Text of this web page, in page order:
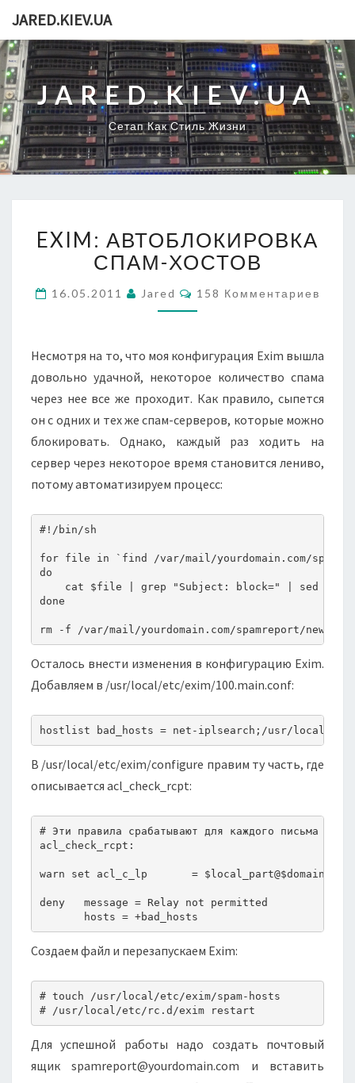
JARED.KIEV.UA
JARED.KIEV.UA
Сетап Как Стиль Жизни
АВТОБЛОКИРОВКА
СПАМ-
ХОСТОВ
EXIM: АВТОБЛОКИРОВКА
СПАМ-ХОСТОВ
16.05.2011 Jared Комментарии
158 Комментариев
Несмотря на то, что моя конфигурация Exim вышла
довольно удачной, некоторое количество спама
через нее все же проходит. Как правило, сыпется
он с одних и тех же спам-серверов, которые можно
блокировать. Однако, каждый раз ходить на
сервер через некоторое время становится лениво,
потому автоматизируем процесс:
#!/bin/sh
for file in `find /var/mail/yourdomain.com/
do
cat $file | grep "Subject: block=" | sed 's/
done
Осталось внести изменения в конфигурацию Exim.
Добавляем в /usr/local/etc/exim/100.main.conf:
hostlist bad_hosts = net-iplsearch;/usr/local/etc/
В /usr/local/etc/exim/configure правим ту часть, где
описывается acl_check_rcpt:
# Эти правила срабатывают для каждого письма
acl_check_rcpt:
warn set acl_c_lp       = $local_part@$domain
deny   message = Relay not permitted
Создаем файл и перезапускаем Exim:
# touch /usr/local/etc/exim/spam-hosts
Для успешной работы надо создать почтовый
ящикspamreport@yourdomain.com и вставить